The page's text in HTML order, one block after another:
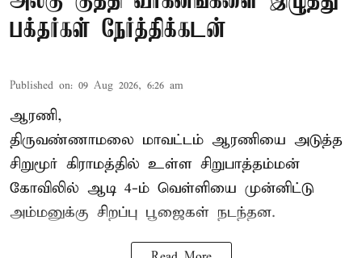
பக்தர்கள் நேர்த்திக்கடன்
Published on: 09 Aug 2026, 6:26 am
ஆரணி,
திருவண்ணாமலை மாவட்டம் ஆரணியை அடுத்த
சிறுமூர் கிராமத்தில் உள்ள சிறுபாத்தம்மன்
கோவிலில் ஆடி 4-ம் வெள்ளியை முன்னிட்டு
அம்மனுக்கு சிறப்பு பூஜைகள் நடந்தன.